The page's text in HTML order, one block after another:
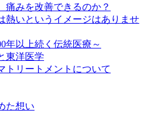
痛みを改善できるのか？
熱いというイメージはありませ
年以上続く伝統医療～
東洋医学
トリートメントについて
た想い